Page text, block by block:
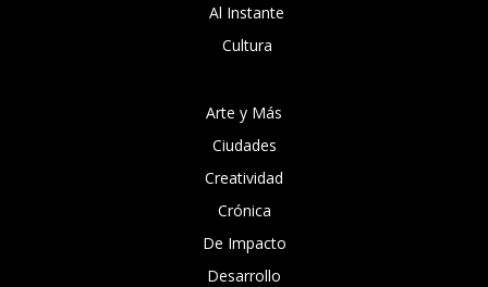
Al Instante
Cultura
Arte y Más
Ciudades
Creatividad
Crónica
De Impacto
Desarrollo